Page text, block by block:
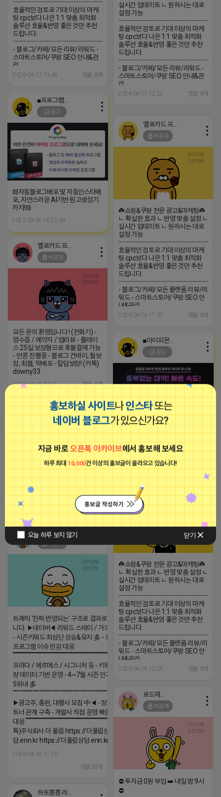
홍보하실 사이트나인스타또는
네이버 블로그가 있으신가요?
지금 바로오픈톡 아카이브에서 홍보해 보세요
하루 최대 10,000건 이상의 홍보글이 올라오고 있습니다!
오늘 하루 보지 않기 닫기
─────────────────
효율적인 검토로 기대 이상의 마케
팅 cpc보다 나은 1:1 맞춤 최적화
솔루션 효율&반영 좋은 것만 추천
드립니다.
─────────────────
- 블로그/카페/모든 리뷰/리워드 -
스마트스토어/쿠팡 SEO 안내&관
리
─────────────────
2026-04-17 13:48 댓글: 0개
실시간 업데이트 ㄴ 원하시는 대로
설정 가능
─────────────────
효율적인 검토로 기대 이상의 마케
팅 cpc보다 나은 1:1 맞춤 최적화
솔루션 효율&반영 좋은 것만 추천
드립니다.
─────────────────
- 블로그/카페/모든 리뷰/리워드 -
스마트스토어/쿠팡 SEO 안내&관
리
─────────────────
2026-04-17 12:22 댓글: 0개
광고
▤자동블로그배포 및 자동인스타배
포, 자연스러운 AI기반 원고생성기
까지!▤
2023-09-06 14:23:34
옐로카드 프로도
비공개
☘️쇼핑&쿠팡 전문 광고&마케팅☘️
ㄴ 확실한 효과 ㄴ 반영 맞춤 설정 ㄴ
실시간 업데이트 ㄴ 원하시는 대로
설정 가능
효율적인 검토로 기대 이상의 마케
팅 cpc보다 나은 1:1 맞춤 최적화
솔루션 효율&반영 좋은 것만 추천
드립니다.
- 블로그/카페/모든 플랫폼 리뷰/리
워드 - 스마트스토어/쿠팡 SEO 안
내&관리
2026-04-16 17:37 댓글: 0개
옐로카드 프로도
비공개
모든 문의 환영입니다 ! (전화기) -
영수증 / 예약자 / 앱리뷰 - 플레이
스 25일 보장형으로 후불결제 가능
- 언론 진행중 - 블로그 건바이, 월보
장, 최블, 막배포 - 칼답보장! (카톡)
downy33
2026-04-16 17:01 댓글: 0개
■아이피몬스터■
광고
[아이피몬스터] 전국 최저가 마케팅
2023-09-06 14:23:39
옐로카드 프로도
비공개
2026-04-16 15:31 댓글: 0개
☘️쇼핑&쿠팡 전문 광고&마케팅☘️
ㄴ 확실한 효과 ㄴ 반영 맞춤 설정 ㄴ
실시간 업데이트 ㄴ 원하시는 대로
설정 가능
효율적인 검토로 기대 이상의 마케
팅 cpc보다 나은 1:1 맞춤 최적화
솔루션 효율&반영 좋은 것만 추천
드립니다.
- 블로그/카페/모든 플랫폼 리뷰/리
워드 - 스마트스토어/쿠팡 SEO 안
내&관리
2026-04-16 15:05 댓글: 0개
티비 보는 라이언
비공개
트래픽 ‘진짜 반영되는’ 구조로 결과로 보여드립
니다. ▶네이버◀ 리워드 스테이 / 가드 / 자몽 등
- 시즌키워드 최상단 상승&유지 多 - 로직변화,
프로그램 이슈 민감 대응
▔▔▔▔▔▔▔▔▔▔▔▔▔▔▔▔▔▔ ▶쿠팡◀
프라다 / 헤르메스 / 시그니처 등 - 키워드 검색
량 데이터 기반 운영 - 4~7월 시즌 인기 키워드
5위내 多
▔▔▔▔▔▔▔▔▔▔▔▔▔▔▔▔▔▔
▶광고주, 총판, 대행사 모집 中◀ - 장기 협업 파
트너 관계 구축 - 개발사 직접 운영 빠른 피드백
대응 ▔▔▔▔▔▔▔▔▔▔▔▔▔▔▔▔▔▔ (카
톡)주식회사 더 풀림 https://더풀림상
담.enn.kr https://더풀림상담.enn.kr
2026-04-18 17:26
댓글:20개
비공개
⛔️ 투자금 0원 부업 ➡️ 내일 밤 9시
⛔️
하트뿅뿅 라이언